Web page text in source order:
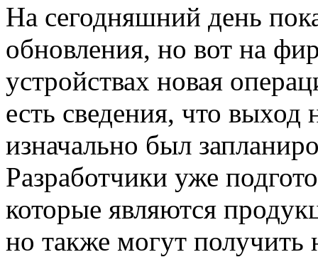
На сегодняшний день
обновления, но вот на
устройствах новая
есть сведения, что
изначально был
Разработчики уже
которые являются
но также могут